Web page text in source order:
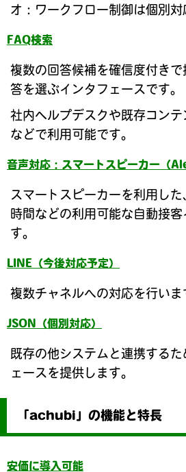
オ：ワークフロー制御は個別対
FAQ検索
複数の回答候補を確信度付きで
答を選ぶインタフェースです。
社内ヘルプデスクや既存コンテ
などで利用可能です。
音声対応：スマートスピーカー（
スマートスピーカーを利用し
時間などの利用可能な自動接
す。
LINE（今後対応予定）
複数チャネルへの対応を行いま
JSON（個別対応）
既存の他システムと連携するた
ェースを提供します。
「achubi」の機能と特長
安価に導入可能